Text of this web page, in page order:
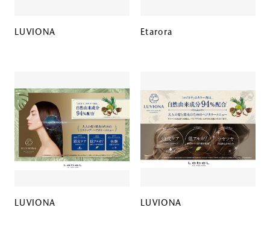
LUVIONA Etarora
LUVIONA LUVIONA